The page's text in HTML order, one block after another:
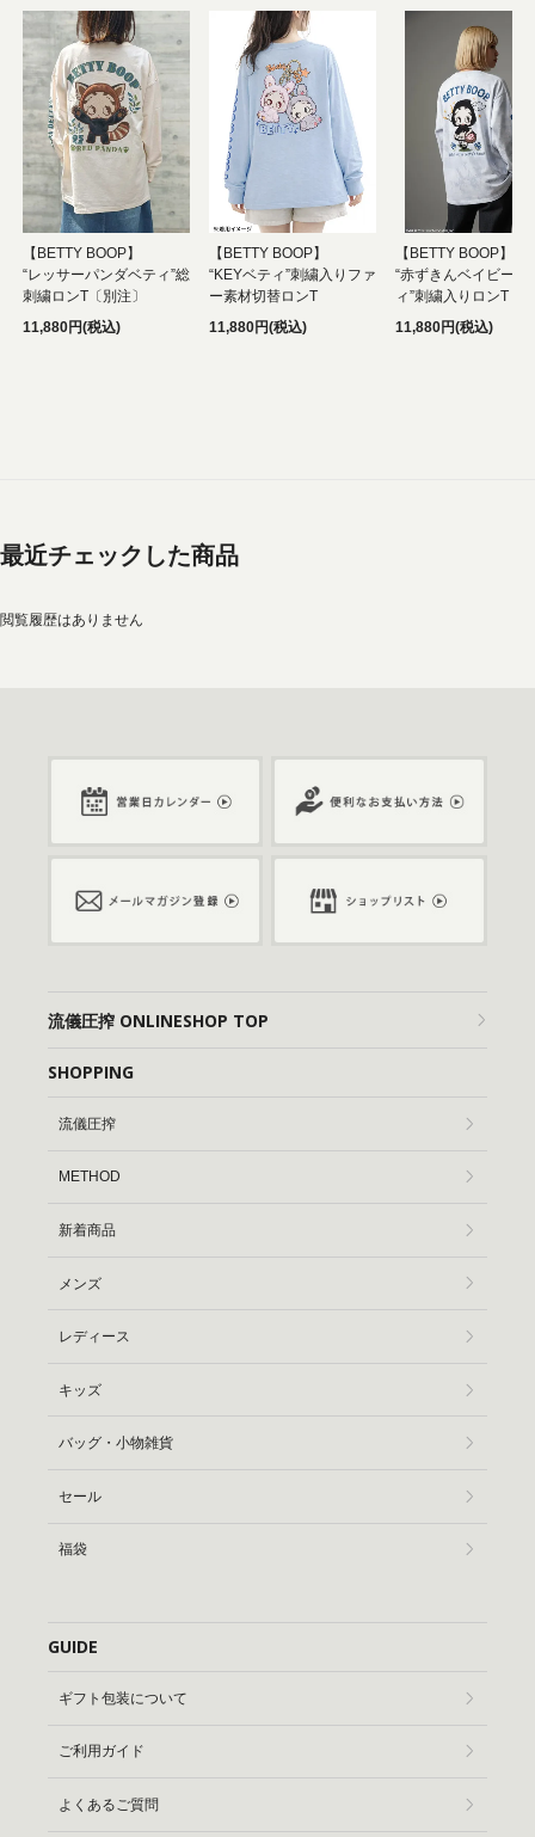
【BETTY BOOP】
“レッサーパンダベティ”総
刺繍ロンT〔別注〕
11,880円(税込)
【BETTY BOOP】
“KEYベティ”刺繍入りファ
ー素材切替ロンT
11,880円(税込)
【BETTY BOOP】
“赤ずきんベイビーベ
ィ”刺繍入りロンT
11,880円(税込)
最近チェックした商品
閲覧履歴はありません
流儀圧搾 ONLINESHOP TOP
SHOPPING
流儀圧搾
METHOD
新着商品
メンズ
レディース
キッズ
バッグ・小物雑貨
セール
福袋
GUIDE
ギフト包装について
ご利用ガイド
よくあるご質問